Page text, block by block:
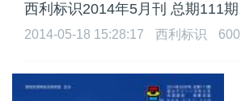
西利标识2014年5月刊 总期111期
2014-05-18 15:28:17 西利标识 600